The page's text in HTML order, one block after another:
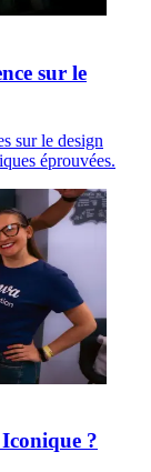
sur le
sur le design
éprouvées.
?